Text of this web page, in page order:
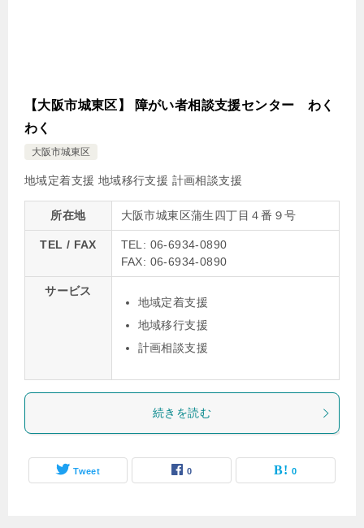
【大阪市城東区】 障がい者相談支援センター わく
わく
大阪市城東区
地域定着支援 地域移行支援 計画相談支援
所在地 大阪市城東区蒲生四丁目４番９号
TEL / FAX
TEL: 06-6934-0890
FAX: 06-6934-0890
サービス
地域定着支援
地域移行支援
計画相談支援
続きを読む
Tweet 0 0